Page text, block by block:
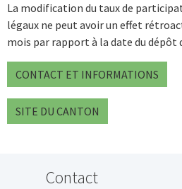
La modification du taux de
légaux ne peut avoir un effet
mois par rapport à la date du dépôt
CONTACT ET INFORMATIONS
SITE DU CANTON
Contact